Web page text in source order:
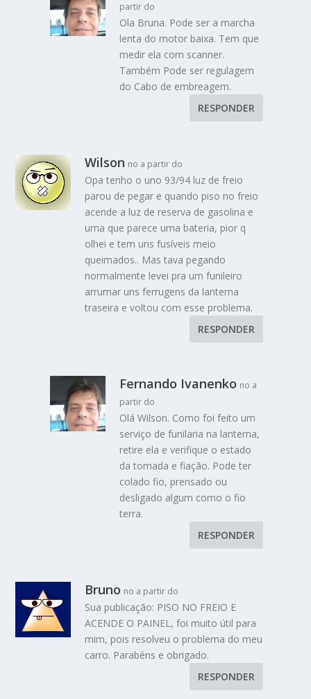
partir do
Ola Bruna. Pode ser a marcha
lenta do motor baixa. Tem que
medir ela com scanner.
Também Pode ser regulagem
do Cabo de embreagem.
RESPONDER
Wilson no a partir do
Opa tenho o uno 93/94 luz de freio
parou de pegar e quando piso no freio
acende a luz de reserva de gasolina e
uma que parece uma bateria, pior q
olhei e tem uns fusíveis meio
queimados.. Mas tava pegando
normalmente levei pra um funileiro
arrumar uns ferrugens da lanterna
traseira e voltou com esse problema.
RESPONDER
Fernando Ivanenko no a
partir do
Olá Wilson. Como foi feito um
serviço de funilaria na lanterna,
retire ela e verifique o estado
da tomada e fiação. Pode ter
colado fio, prensado ou
desligado algum como o fio
terra.
RESPONDER
Bruno no a partir do
Sua publicação: PISO NO FREIO E
ACENDE O PAINEL, foi muito útil para
mim, pois resolveu o problema do meu
carro. Parabéns e obrigado.
RESPONDER